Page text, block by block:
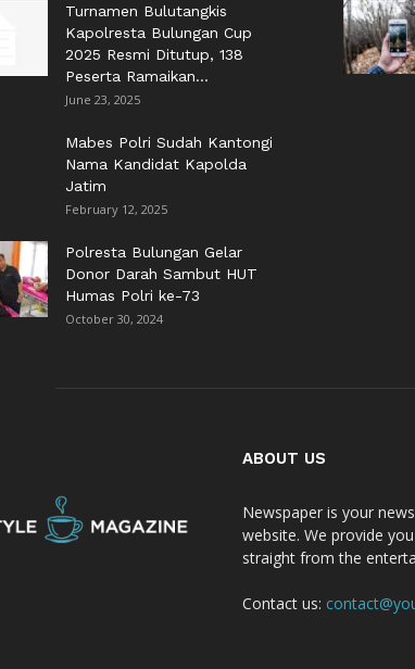
Turnamen Bulutangkis
Kapolresta Bulungan Cup
2025 Resmi Ditutup, 138
Peserta Ramaikan...
June 23, 2025
Mabes Polri Sudah Kantongi
Nama Kandidat Kapolda
Jatim
February 12, 2025
Polresta Bulungan Gelar
Donor Darah Sambut HUT
Humas Polri ke-73
October 30, 2024
ABOUT US
Newspaper is your
website. We provide
straight from the
Contact us: